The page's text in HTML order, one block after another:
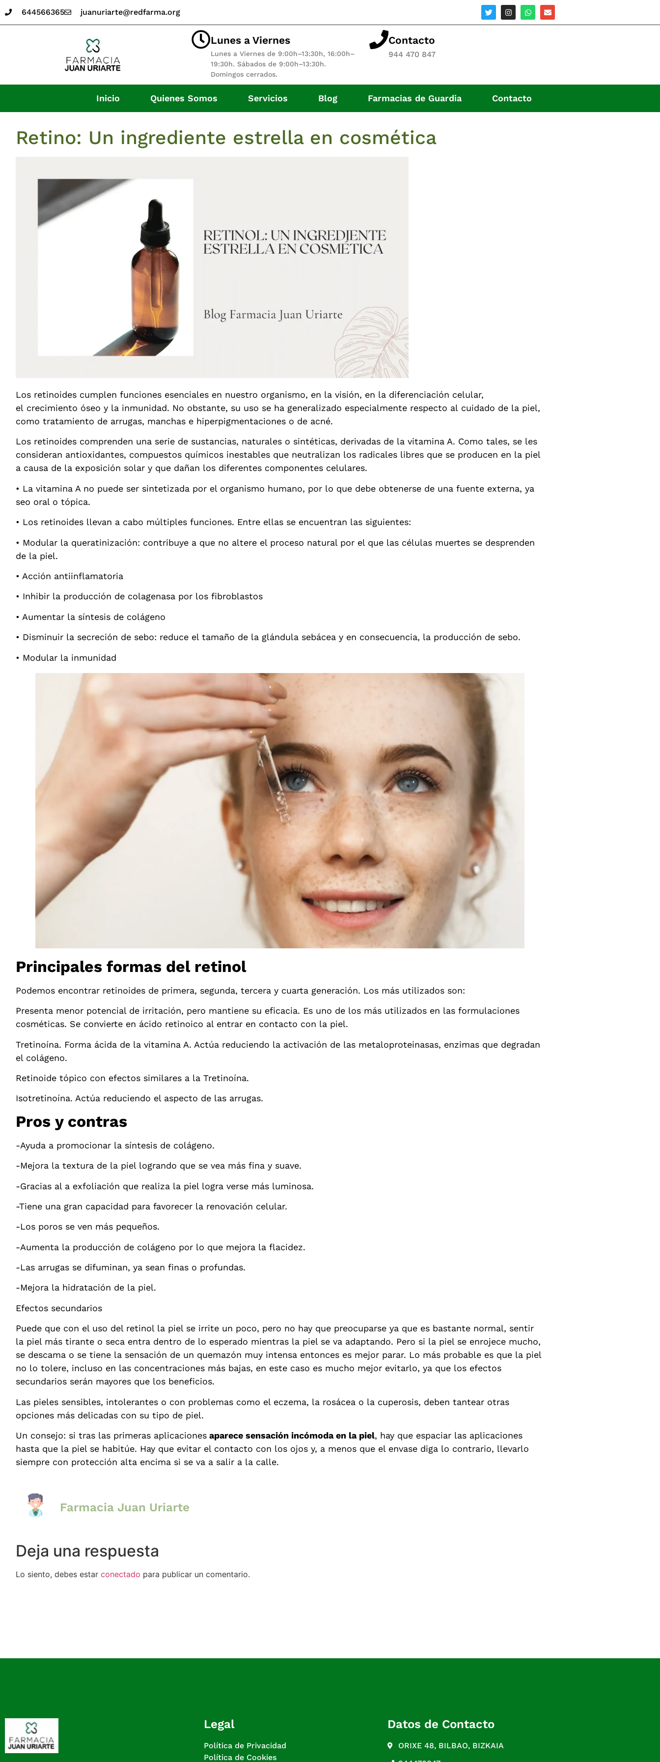
644566365 juanuriarte@redfarma.org
Lunes a Viernes
Lunes a Viernes de 9:00h–13:30h, 16:00h–
19:30h. Sábados de 9:00h–13:30h.
Domingos cerrados.
Contacto
944 470 847
Inicio Quienes Somos Servicios Blog Farmacias de Guardia Contacto
Retino: Un ingrediente estrella en cosmética
Los retinoides cumplen funciones esenciales en nuestro organismo, en la visión, en la diferenciación celular,
el crecimiento óseo y la inmunidad. No obstante, su uso se ha generalizado especialmente respecto al cuidado de la piel,
como tratamiento de arrugas, manchas e hiperpigmentaciones o de acné.
Los retinoides comprenden una serie de sustancias, naturales o sintéticas, derivadas de la vitamina A. Como tales, se les
consideran antioxidantes, compuestos químicos inestables que neutralizan los radicales libres que se producen en la piel
a causa de la exposición solar y que dañan los diferentes componentes celulares.
• La vitamina A no puede ser sintetizada por el organismo humano, por lo que debe obtenerse de una fuente externa, ya
seo oral o tópica.
• Los retinoides llevan a cabo múltiples funciones. Entre ellas se encuentran las siguientes:
• Modular la queratinización: contribuye a que no altere el proceso natural por el que las células muertes se desprenden
de la piel.
• Acción antiinflamatoria
• Inhibir la producción de colagenasa por los fibroblastos
• Aumentar la síntesis de colágeno
• Disminuir la secreción de sebo: reduce el tamaño de la glándula sebácea y en consecuencia, la producción de sebo.
• Modular la inmunidad
Principales formas del retinol
Podemos encontrar retinoides de primera, segunda, tercera y cuarta generación. Los más utilizados son:
Presenta menor potencial de irritación, pero mantiene su eficacia. Es uno de los más utilizados en las formulaciones
cosméticas. Se convierte en ácido retinoico al entrar en contacto con la piel.
Tretinoína. Forma ácida de la vitamina A. Actúa reduciendo la activación de las metaloproteinasas, enzimas que degradan
el colágeno.
Retinoide tópico con efectos similares a la Tretinoína.
Isotretinoína. Actúa reduciendo el aspecto de las arrugas.
Pros y contras
-Ayuda a promocionar la síntesis de colágeno.
-Mejora la textura de la piel logrando que se vea más fina y suave.
-Gracias al a exfoliación que realiza la piel logra verse más luminosa.
-Tiene una gran capacidad para favorecer la renovación celular.
-Los poros se ven más pequeños.
-Aumenta la producción de colágeno por lo que mejora la flacidez.
-Las arrugas se difuminan, ya sean finas o profundas.
-Mejora la hidratación de la piel.
Efectos secundarios
Puede que con el uso del retinol la piel se irrite un poco, pero no hay que preocuparse ya que es bastante normal, sentir
la piel más tirante o seca entra dentro de lo esperado mientras la piel se va adaptando. Pero si la piel se enrojece mucho,
se descama o se tiene la sensación de un quemazón muy intensa entonces es mejor parar. Lo más probable es que la piel
no lo tolere, incluso en las concentraciones más bajas, en este caso es mucho mejor evitarlo, ya que los efectos
secundarios serán mayores que los beneficios.
Las pieles sensibles, intolerantes o con problemas como el eczema, la rosácea o la cuperosis, deben tantear otras
opciones más delicadas con su tipo de piel.
Un consejo: si tras las primeras aplicaciones aparece sensación incómoda en la piel, hay que espaciar las aplicaciones
hasta que la piel se habitúe. Hay que evitar el contacto con los ojos y, a menos que el envase diga lo contrario, llevarlo
siempre con protección alta encima si se va a salir a la calle.
Farmacia Juan Uriarte
Deja una respuesta
Lo siento, debes estar conectado para publicar un comentario.
Legal
Política de Privacidad
Política de Cookies
Datos de Contacto
ORIXE 48, BILBAO, BIZKAIA